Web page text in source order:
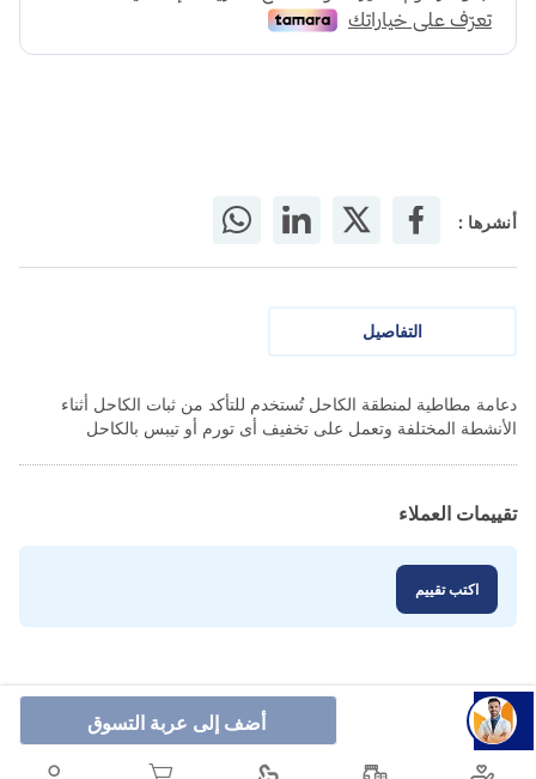
أضف إلى عربة التسوق
أنشرها :
التفاصيل
دعامة مطاطية لمنطقة الكاحل تُستخدم للتأكد من ثبات الكاحل أثناء
الأنشطة المختلفة وتعمل على تخفيف أى تورم أو تيبس بالكاحل
تقييمات العملاء
اكتب تقييم